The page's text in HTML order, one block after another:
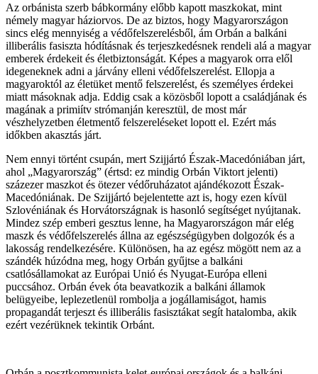
Az orbánista szerb bábkormány előbb kapott maszkokat, mint
némely magyar háziorvos. De az biztos, hogy Magyarországon
sincs elég mennyiség a védőfelszerelésből, ám Orbán a balkáni
illiberális fasiszta hódításnak és terjeszkedésnek rendeli alá a magyar
emberek érdekeit és életbiztonságát. Képes a magyarok orra elől
idegeneknek adni a járvány elleni védőfelszerelést. Ellopja a
magyaroktól az életüket mentő felszerelést, és személyes érdekei
miatt másoknak adja. Eddig csak a közösből lopott a családjának és
magának a primiítv strómanján keresztül, de most már
vészhelyzetben életmentő felszereléseket lopott el. Ezért más
időkben akasztás járt.
Nem ennyi történt csupán, mert Szijjártó Észak-Macedóniában járt,
ahol „Magyarország” (értsd: ez mindig Orbán Viktort jelenti)
százezer maszkot és ötezer védőruházatot ajándékozott Észak-
Macedóniának. De Szijjártó bejelentette azt is, hogy ezen kívül
Szlovéniának és Horvátországnak is hasonló segítséget nyújtanak.
Mindez szép emberi gesztus lenne, ha Magyarországon már elég
maszk és védőfelszerelés állna az egészségügyben dolgozók és a
lakosság rendelkezésére. Különösen, ha az egész mögött nem az a
szándék húzódna meg, hogy Orbán gyűjtse a balkáni
csatlósállamokat az Európai Unió és Nyugat-Európa elleni
puccsához. Orbán évek óta beavatkozik a balkáni államok
belügyeibe, leplezetlenül rombolja a jogállamiságot, hamis
propagandát terjeszt és illiberális fasisztákat segít hatalomba, akik
ezért vezérüknek tekintik Orbánt.